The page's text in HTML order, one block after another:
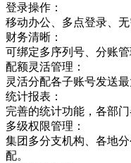
登录操作：
移动办公、多点登录、无
财务清晰：
可绑定多序列号、分账
配额灵活管理：
灵活分配各子账号发送最
统计报表：
完善的统计功能，各部
多级权限管理：
集团多分支机构、各地
配。